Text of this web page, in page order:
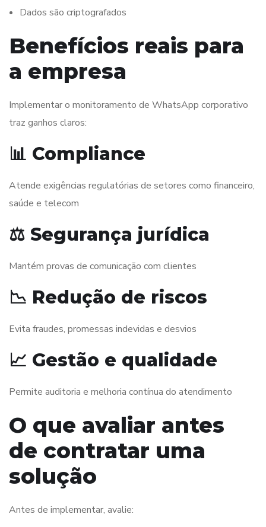
Dados são criptografados
Benefícios reais para
a empresa
Implementar o monitoramento de WhatsApp corporativo
traz ganhos claros:
📊 Compliance
Atende exigências regulatórias de setores como financeiro,
saúde e telecom
⚖️ Segurança jurídica
Mantém provas de comunicação com clientes
📉 Redução de riscos
Evita fraudes, promessas indevidas e desvios
📈 Gestão e qualidade
Permite auditoria e melhoria contínua do atendimento
O que avaliar antes
de contratar uma
solução
Antes de implementar, avalie: